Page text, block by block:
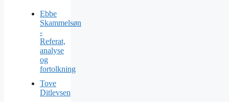
Ebbe
Skammelsøn
-
Referat,
analyse
og
fortolkning
Tove
Ditlevsen